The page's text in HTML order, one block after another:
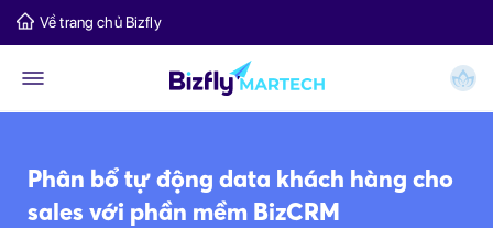
Về trang chủ Bizfly
Phân bổ tự động data khách hàng cho
sales với phần mềm BizCRM